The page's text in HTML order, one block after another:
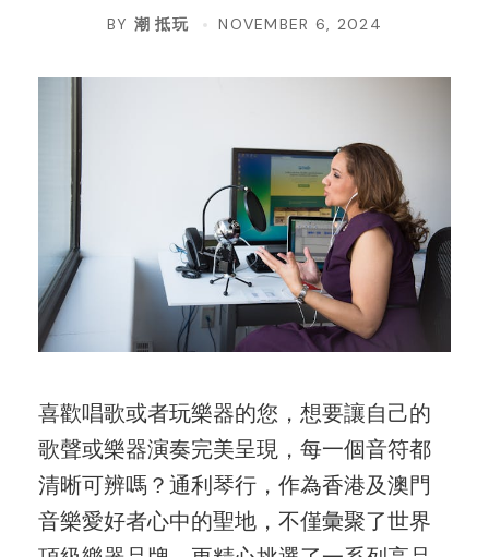
BY 潮 抵玩 NOVEMBER 6, 2024
喜歡唱歌或者玩樂器的您，想要讓自己的
歌聲或樂器演奏完美呈現，每一個音符都
清晰可辨嗎？通利琴行，作為香港及澳門
音樂愛好者心中的聖地，不僅彙聚了世界